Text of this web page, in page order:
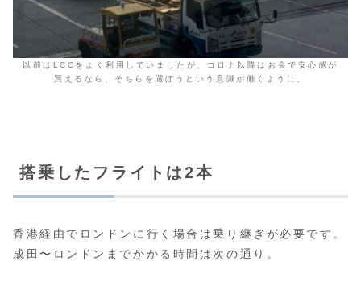
以前はLCCをよく利用していましたが、コロナ以降はお金で安心感が
買えるなら、そちらを選ぼうという意識が働くように。
搭乗したフライトは2本
香港経由でロンドンに行く場合は乗り継ぎが必要です。
成田〜ロンドンまでかかる時間は次の通り。